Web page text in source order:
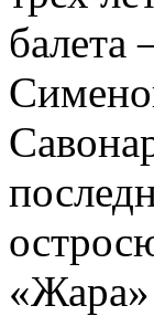
«Жара»